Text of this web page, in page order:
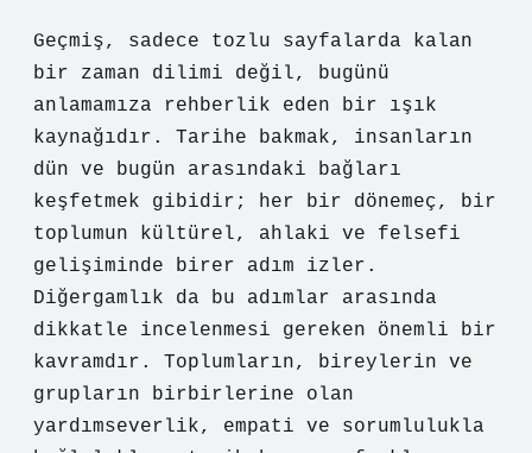
Geçmiş, sadece tozlu sayfalarda kalan
bir zaman dilimi değil, bugünü
anlamamıza rehberlik eden bir ışık
kaynağıdır. Tarihe bakmak, insanların
dün ve bugün arasındaki bağları
keşfetmek gibidir; her bir dönemeç, bir
toplumun kültürel, ahlaki ve felsefi
gelişiminde birer adım izler.
Diğergamlık da bu adımlar arasında
dikkatle incelenmesi gereken önemli bir
kavramdır. Toplumların, bireylerin ve
grupların birbirlerine olan
yardımseverlik, empati ve sorumlulukla